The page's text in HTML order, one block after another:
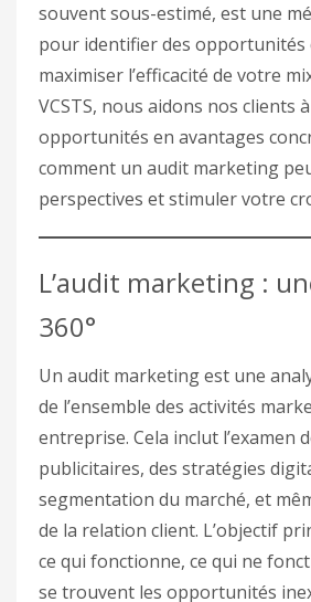
souvent sous-estimé, est une
pour identifier des opportunités
maximiser l’efficacité de votre
VCSTS, nous aidons nos clients
opportunités en avantages
comment un audit marketing
perspectives et stimuler votre
L’audit marketing :
360°
Un audit marketing est une
de l’ensemble des activités
entreprise. Cela inclut l’examen
publicitaires, des stratégies
segmentation du marché, et
de la relation client. L’objectif
ce qui fonctionne, ce qui ne
se trouvent les opportunités